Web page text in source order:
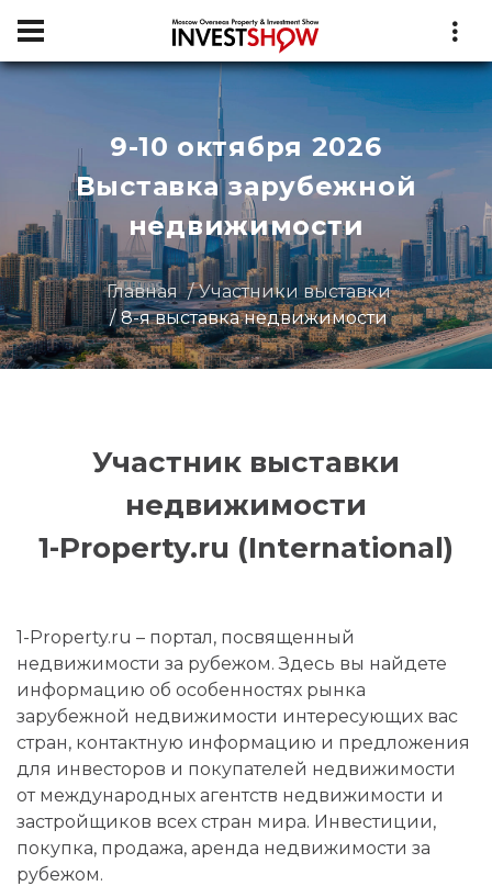
9-10 октября 2026
Выставка зарубежной
недвижимости
Главная
Участники выставки
8-я выставка недвижимости
Участник выставки
недвижимости
1-Property.ru (International)
1-Property.ru – портал, посвященный
недвижимости за рубежом. Здесь вы найдете
информацию об особенностях рынка
зарубежной недвижимости интересующих вас
стран, контактную информацию и предложения
для инвесторов и покупателей недвижимости
от международных агентств недвижимости и
застройщиков всех стран мира. Инвестиции,
покупка, продажа, аренда недвижимости за
рубежом.